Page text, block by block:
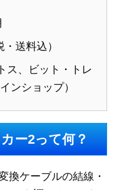
送料込）
ス、ビット・トレ
ンショップ）
ー2って何？
換ケーブルの結線・